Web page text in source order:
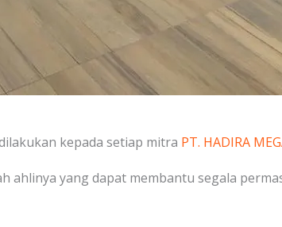
kepada setiap mitra PT. HADIRA
ahlinya yang dapat membantu segala